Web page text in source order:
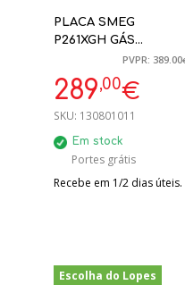
PLACA SMEG
P261XGH GÁS
GRELHAS FERRO
FUNDIDO 60CM
INOX SÉRIE
SELEZIONE
PVPR: 389.00
289,00€
SKU: 130801011
Em stock
Portes grátis
Recebe em 1/2 dias úteis.
Escolha do Lopes